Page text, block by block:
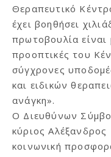
Θεραπευτικό
έχει βοηθήσει
πρωτοβουλία είναι
προοπτικές του
σύγχρονες
και ειδικών
ανάγκη».
Ο Διευθύνων
κύριος
κοινωνική